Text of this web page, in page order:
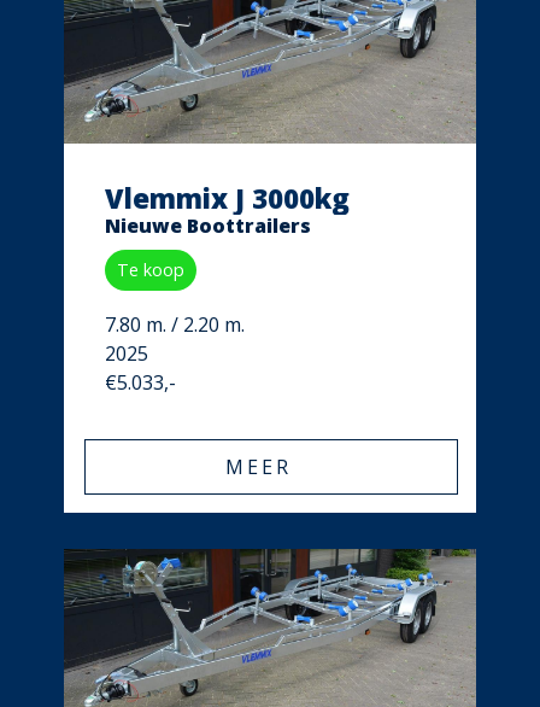
Vlemmix J 3000kg
Nieuwe Boottrailers
Te koop
7.80 m. / 2.20 m.
2025
€5.033,-
MEER